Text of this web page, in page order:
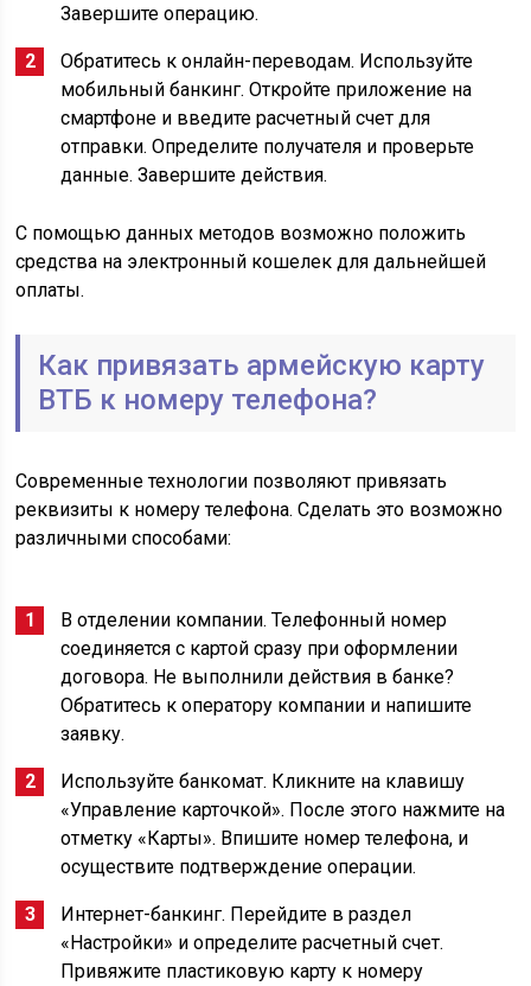
Завершите операцию.
Обратитесь к онлайн-переводам. Используйте
мобильный банкинг. Откройте приложение на
смартфоне и введите расчетный счет для
отправки. Определите получателя и проверьте
данные. Завершите действия.
С помощью данных методов возможно положить
средства на электронный кошелек для дальнейшей
оплаты.
Как привязать армейскую карту
ВТБ к номеру телефона?
Современные технологии позволяют привязать
реквизиты к номеру телефона. Сделать это возможно
различными способами:
В отделении компании. Телефонный номер
соединяется с картой сразу при оформлении
договора. Не выполнили действия в банке?
Обратитесь к оператору компании и напишите
заявку.
Используйте банкомат. Кликните на клавишу
«Управление карточкой». После этого нажмите на
отметку «Карты». Впишите номер телефона, и
осуществите подтверждение операции.
Интернет-банкинг. Перейдите в раздел
«Настройки» и определите расчетный счет.
Привяжите пластиковую карту к номеру